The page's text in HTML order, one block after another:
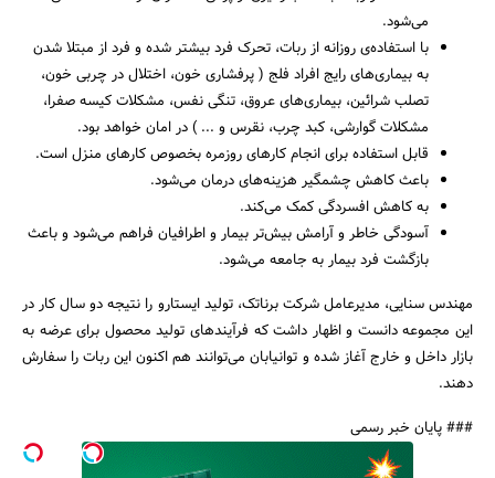
می‌شود.
با استفاده‌ی روزانه از ربات، تحرک فرد بیشتر شده و فرد از مبتلا شدن
به بیماری‌های رایج افراد فلج ( پرفشاری خون، اختلال در چربی خون،
تصلب شرائین، بیماری‌های عروق، تنگی نفس، مشکلات کیسه صفرا،
مشکلات گوارشی، کبد چرب، نقرس و ... ) در امان خواهد بود.
قابل استفاده برای انجام کارهای روزمره بخصوص کارهای منزل است.
باعث کاهش چشمگیر هزینه‌های درمان می‌شود.
به کاهش افسردگی کمک می‌کند.
آسودگی خاطر و آرامش بیش‌تر بیمار و اطرافیان فراهم می‌شود و باعث
بازگشت فرد بیمار به جامعه می‌شود.
مهندس سنایی، مدیرعامل شرکت برناتک، تولید ایستارو را نتیجه دو سال کار در
این مجموعه دانست و اظهار داشت که فرآیندهای تولید محصول برای عرضه به
بازار داخل و خارج آغاز شده و توانیابان می‌توانند هم اکنون این ربات را سفارش
دهند.
### پایان خبر رسمی